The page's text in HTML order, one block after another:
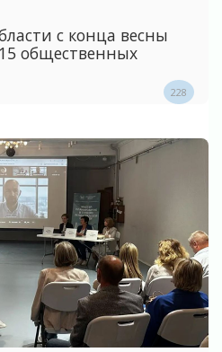
с конца весны
общественных
228